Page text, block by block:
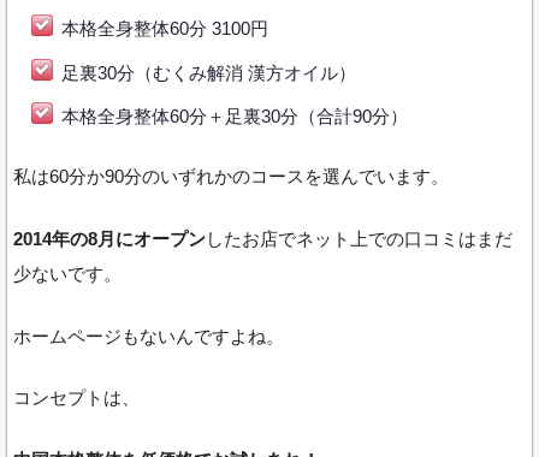
本格全身整体60分 3100円
足裏30分（むくみ解消 漢方オイル）
本格全身整体60分＋足裏30分（合計90分）
私は60分か90分のいずれかのコースを選んでいます。
2014年の8月にオープンしたお店でネット上での口コミはまだ
少ないです。
ホームページもないんですよね。
コンセプトは、